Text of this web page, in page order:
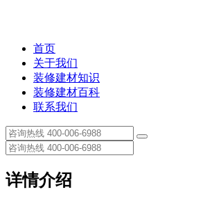
首页
关于我们
装修建材知识
装修建材百科
联系我们
详情介绍